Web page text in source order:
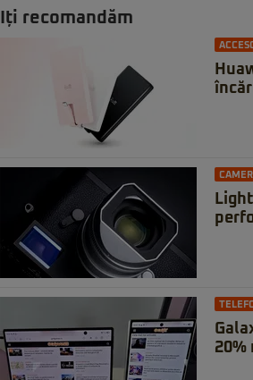
Iți recomandăm
20%